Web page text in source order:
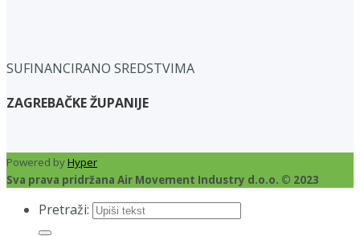
SUFINANCIRANO SREDSTVIMA
ZAGREBAČKE ŽUPANIJE
Powered byHyper
Sva prava pridržana Air Movement Industry d.o.o. © 2023
Pretraži: